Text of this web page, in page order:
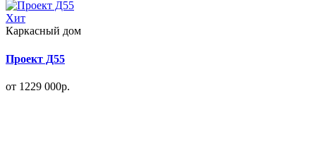
Хит
Каркасный дом
Проект Д55
от 1229 000р.